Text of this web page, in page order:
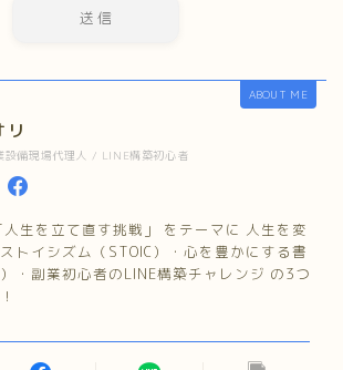
ABOUT ME
リ
設備現場代理人 / LINE構築初心者
生を立て直す挑戦」 をテーマに 人生を変
トイシズム（STOIC）・心を豊かにする書
・副業初心者のLINE構築チャレンジ の3つ